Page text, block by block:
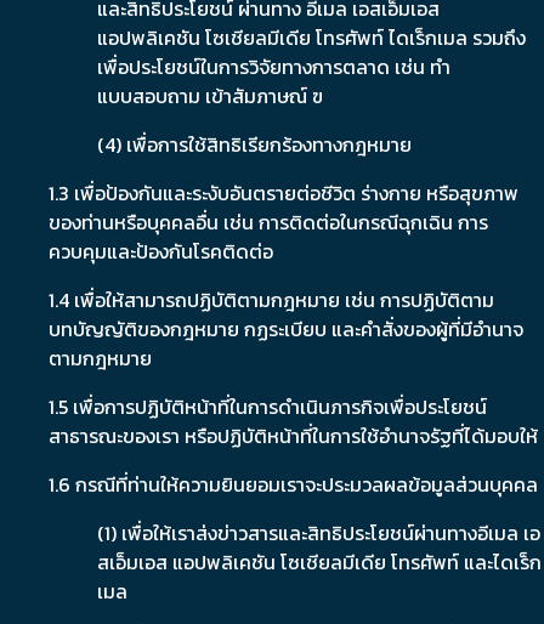
และสิทธิประโยชน์ ผ่านทาง อีเมล เอสเอ็มเอส
แอปพลิเคชัน โซเชียลมีเดีย โทรศัพท์ ไดเร็กเมล รวมถึง
เพื่อประโยชน์ในการวิจัยทางการตลาด เช่น ทำ
แบบสอบถาม เข้าสัมภาษณ์ ฃ
(4) เพื่อการใช้สิทธิเรียกร้องทางกฎหมาย
1.3 เพื่อป้องกันและระงับอันตรายต่อชีวิต ร่างกาย หรือสุขภาพ
ของท่านหรือบุคคลอื่น เช่น การติดต่อในกรณีฉุกเฉิน การ
ควบคุมและป้องกันโรคติดต่อ
1.4 เพื่อให้สามารถปฏิบัติตามกฎหมาย เช่น การปฏิบัติตาม
บทบัญญัติของกฎหมาย กฏระเบียบ และคำสั่งของผู้ที่มีอำนาจ
ตามกฎหมาย
1.5 เพื่อการปฏิบัติหน้าที่ในการดำเนินภารกิจเพื่อประโยชน์
สาธารณะของเรา หรือปฏิบัติหน้าที่ในการใช้อำนาจรัฐที่ได้มอบให้
1.6 กรณีที่ท่านให้ความยินยอมเราจะประมวลผลข้อมูลส่วนบุคคล
(1) เพื่อให้เราส่งข่าวสารและสิทธิประโยชน์ผ่านทางอีเมล เอ
สเอ็มเอส แอปพลิเคชัน โซเชียลมีเดีย โทรศัพท์ และไดเร็ก
เมล